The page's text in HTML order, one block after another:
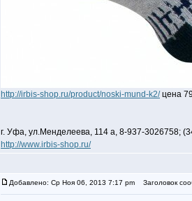
http://irbis-shop.ru/product/noski-mund-k2/цена
г. Уфа, ул.Менделеева, 114 а, 8-937-3026758;
http://www.irbis-shop.ru/
Добавлено: Ср Ноя 06, 2013 7:17 pm Заголовок